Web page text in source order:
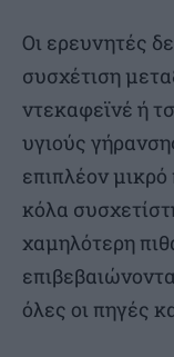
Οι ερευνητές
συσχέτιση
ντεκαφεϊνέ ή
υγιούς
επιπλέον
κόλα
χαμηλότερη
όλες οι πηγές